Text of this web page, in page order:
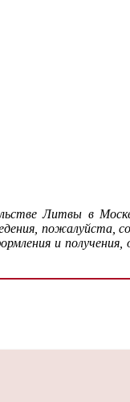
Литвы в
пожалуйста,
и